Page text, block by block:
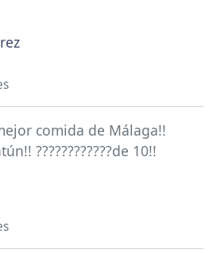
comida de Málaga!!
????????????de 10!!